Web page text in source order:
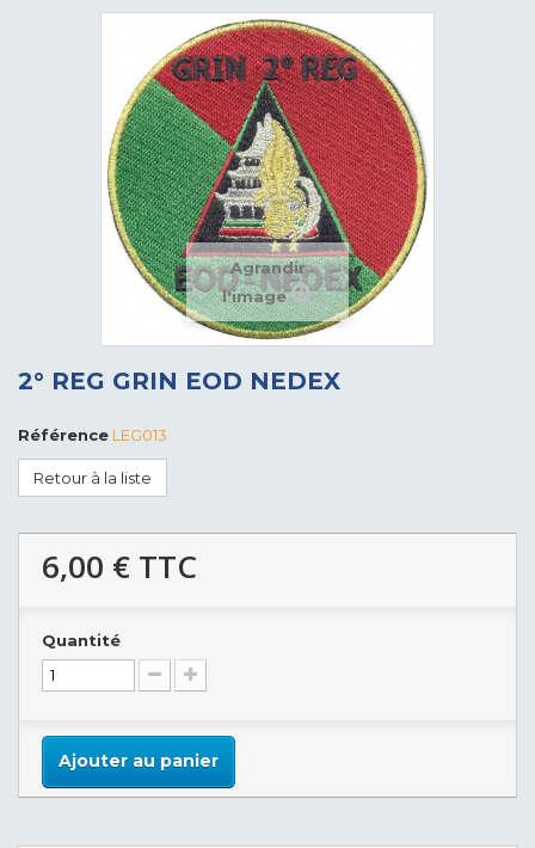
Agrandir
l'image
2° REG GRIN EOD NEDEX
Référence LEG013
Retour à la liste
6,00 € TTC
Quantité
Ajouter au panier